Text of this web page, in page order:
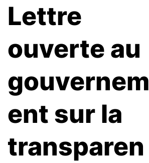
Lettre
ouverte au
gouvernem
ent sur la
transparen